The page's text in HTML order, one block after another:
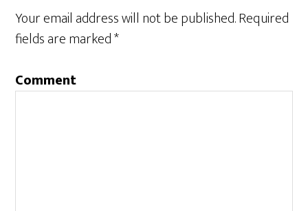
Your email address will not be published.Required
fields are marked*
Comment